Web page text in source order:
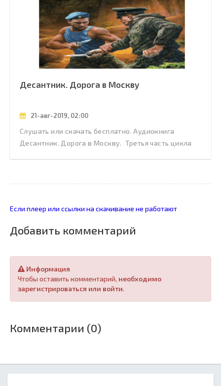
Десантник. Дорога в Москву
21-авг-2019, 02:00
Слушать или скачать бесплатно. Аудиокнига
Десантник. Дорога в Москву. Третья часть цикла
Если плеер или ссылки на скачивание не работают
Добавить комментарий
Информация
Чтобы оставить комментарий, необходимо
зарегистрироваться или войти.
Комментарии (0)